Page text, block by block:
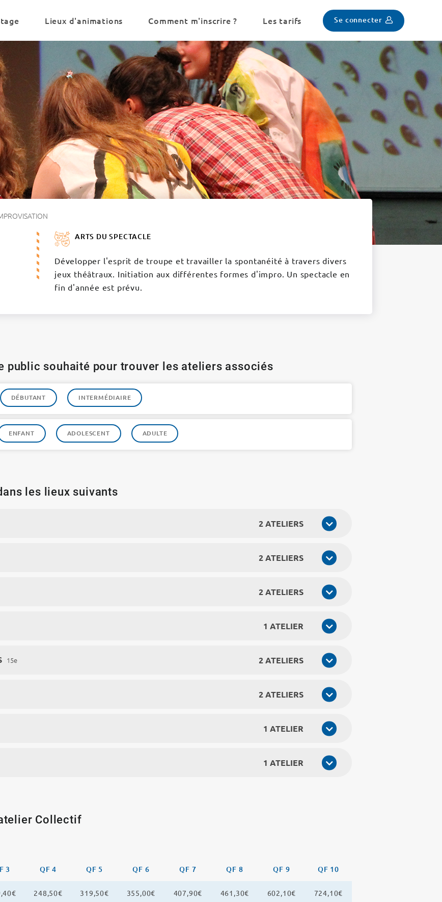
Lieux d'animations Comment m'inscrire ? Les tarifs Se connecter
ARTS DU SPECTACLE
Développer l'esprit de troupe et travailler la spontanéité à travers divers
jeux théâtraux. Initiation aux différentes formes d'impro. Un spectacle en
fin d'année est prévu.
public souhaité pour trouver les ateliers associés
DÉBUTANT INTERMÉDIAIRE
ENFANT ADOLESCENT ADULTE
les lieux suivants
2 ATELIERS
2 ATELIERS
2 ATELIERS
1 ATELIER
15e 2 ATELIERS
2 ATELIERS
1 ATELIER
1 ATELIER
Collectif
3 QF 4 QF 5 QF 6 QF 7 QF 8 QF 9 QF 10
248,50€ 319,50€ 355,00€ 407,90€ 461,30€ 602,10€ 724,10€